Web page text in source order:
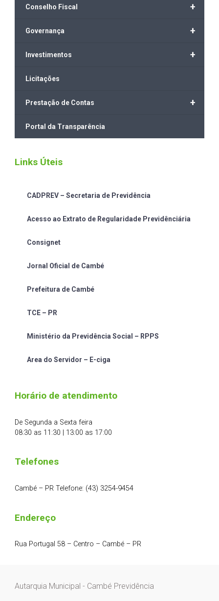
+
Conselho Fiscal
+
Governança
+
Investimentos
Licitações
+
Prestação de Contas
Portal da Transparência
Links Úteis
CADPREV – Secretaria de Previdência
Acesso ao Extrato de Regularidade Previdênciária
Consignet
Jornal Oficial de Cambé
Prefeitura de Cambé
TCE – PR
Ministério da Previdência Social – RPPS
Area do Servidor – E-ciga
Horário de atendimento
De Segunda a Sexta feira
08:30 as 11:30 | 13:00 as 17:00
Telefones
Cambé – PR Telefone: (43) 3254-9454
Endereço
Rua Portugal 58 – Centro – Cambé – PR
Autarquia Municipal - Cambé Previdência